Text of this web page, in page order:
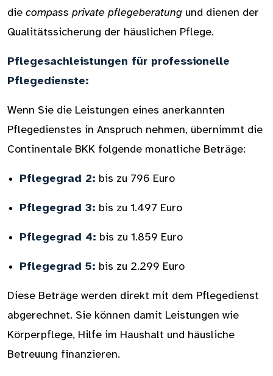
die compass private pflegeberatung und dienen der
Qualitätssicherung der häuslichen Pflege.
Pflegesachleistungen für professionelle
Pflegedienste:
Wenn Sie die Leistungen eines anerkannten
Pflegedienstes in Anspruch nehmen, übernimmt die
Continentale BKK folgende monatliche Beträge:
Pflegegrad 2: bis zu 796 Euro
Pflegegrad 3: bis zu 1.497 Euro
Pflegegrad 4: bis zu 1.859 Euro
Pflegegrad 5: bis zu 2.299 Euro
Diese Beträge werden direkt mit dem Pflegedienst
abgerechnet. Sie können damit Leistungen wie
Körperpflege, Hilfe im Haushalt und häusliche
Betreuung finanzieren.